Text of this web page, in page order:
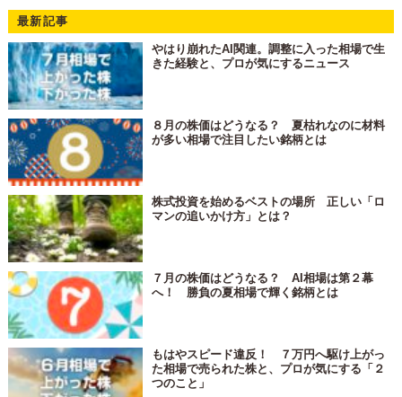
最新記事
やはり崩れたAI関連。調整に入った相場で生
きた経験と、プロが気にするニュース
８月の株価はどうなる？ 夏枯れなのに材料
が多い相場で注目したい銘柄とは
株式投資を始めるベストの場所 正しい「ロ
マンの追いかけ方」とは？
７月の株価はどうなる？ AI相場は第２幕
へ！ 勝負の夏相場で輝く銘柄とは
もはやスピード違反！ ７万円へ駆け上がっ
た相場で売られた株と、プロが気にする「２
つのこと」